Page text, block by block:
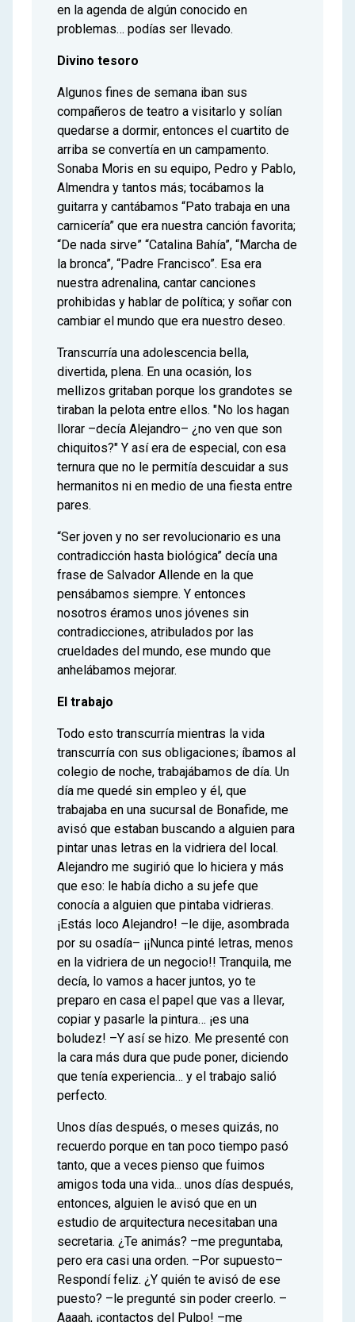
en la agenda de algún conocido en
problemas… podías ser llevado.
Divino tesoro
Algunos fines de semana iban sus
compañeros de teatro a visitarlo y solían
quedarse a dormir, entonces el cuartito de
arriba se convertía en un campamento.
Sonaba Moris en su equipo, Pedro y Pablo,
Almendra y tantos más; tocábamos la
guitarra y cantábamos “Pato trabaja en una
carnicería” que era nuestra canción favorita;
“De nada sirve” “Catalina Bahía”, “Marcha de
la bronca”, “Padre Francisco”. Esa era
nuestra adrenalina, cantar canciones
prohibidas y hablar de política; y soñar con
cambiar el mundo que era nuestro deseo.
Transcurría una adolescencia bella,
divertida, plena. En una ocasión, los
mellizos gritaban porque los grandotes se
tiraban la pelota entre ellos. "No los hagan
llorar –decía Alejandro– ¿no ven que son
chiquitos?" Y así era de especial, con esa
ternura que no le permitía descuidar a sus
hermanitos ni en medio de una fiesta entre
pares.
“Ser joven y no ser revolucionario es una
contradicción hasta biológica” decía una
frase de Salvador Allende en la que
pensábamos siempre. Y entonces
nosotros éramos unos jóvenes sin
contradicciones, atribulados por las
crueldades del mundo, ese mundo que
anhelábamos mejorar.
El trabajo
Todo esto transcurría mientras la vida
transcurría con sus obligaciones; íbamos al
colegio de noche, trabajábamos de día. Un
día me quedé sin empleo y él, que
trabajaba en una sucursal de Bonafide, me
avisó que estaban buscando a alguien para
pintar unas letras en la vidriera del local.
Alejandro me sugirió que lo hiciera y más
que eso: le había dicho a su jefe que
conocía a alguien que pintaba vidrieras.
¡Estás loco Alejandro! –le dije, asombrada
por su osadía– ¡¡Nunca pinté letras, menos
en la vidriera de un negocio!! Tranquila, me
decía, lo vamos a hacer juntos, yo te
preparo en casa el papel que vas a llevar,
copiar y pasarle la pintura… ¡es una
boludez! –Y así se hizo. Me presenté con
la cara más dura que pude poner, diciendo
que tenía experiencia… y el trabajo salió
perfecto.
Unos días después, o meses quizás, no
recuerdo porque en tan poco tiempo pasó
tanto, que a veces pienso que fuimos
amigos toda una vida... unos días después,
entonces, alguien le avisó que en un
estudio de arquitectura necesitaban una
secretaria. ¿Te animás? –me preguntaba,
pero era casi una orden. –Por supuesto–
Respondí feliz. ¿Y quién te avisó de ese
puesto? –le pregunté sin poder creerlo. –
Aaaah, ¡contactos del Pulpo! –me